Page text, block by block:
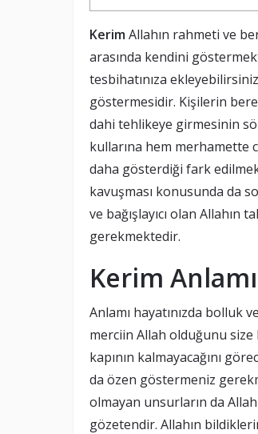
KerimAllahın rahmeti ve
arasında kendini
tesbihatınıza
göstermesidir. Kişilerin
dahi tehlikeye girmesinin
kullarına hem merhamette
daha gösterdiği fark
kavuşması konusunda da
ve bağışlayıcı olan Allahın
gerekmektedir.
Kerim
Anlamı hayatınızda bolluk
merciin Allah olduğunu size
kapının kalmayacağını
da özen göstermeniz
olmayan unsurların da
gözetendir. Allahın